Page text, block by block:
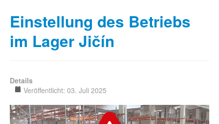
Einstellung des Betriebs
im Lager Jičín
Details
Veröffentlicht: 03. Juli 2025